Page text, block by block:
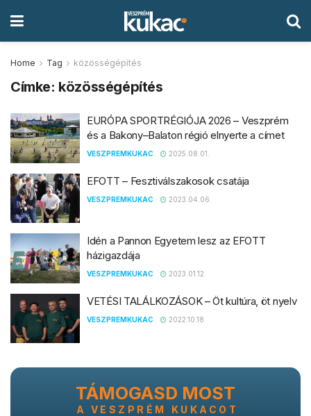
Home Tag közösségépítés
Címke: közösségépítés
EURÓPA SPORTRÉGIÓJA 2026 – Veszprém
és a Bakony–Balaton régió elnyerte a címet
VESZPREMKUKAC 2025.08.01.
EFOTT – Fesztiválszakosok csatája
VESZPREMKUKAC 2023.04.06.
Idén a Pannon Egyetem lesz az EFOTT
házigazdája
VESZPREMKUKAC 2023.01.12.
VETÉSI TALÁLKOZÁSOK – Öt kultúra, öt nyelv
VESZPREMKUKAC 2022.10.18.
TÁMOGASD MOST
A VESZPRÉM KUKACOT